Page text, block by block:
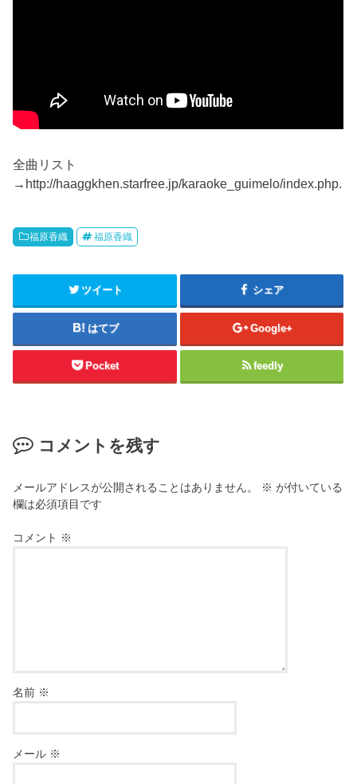
全曲リスト
→http://haaggkhen.starfree.jp/karaoke_guimelo/index.php.
福原香織 福原香織
ツイート シェア
はてブ Google+
Pocket feedly
コメントを残す
メールアドレスが公開されることはありません。 ※ が付いている
欄は必須項目です
コメント ※
名前 ※
メール ※